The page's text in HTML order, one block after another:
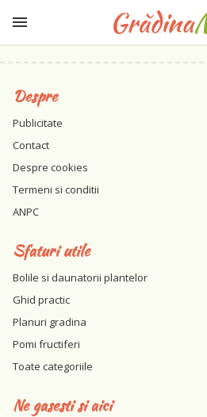
Despre
Publicitate
Contact
Despre cookies
Termeni si conditii
ANPC
Sfaturi utile
Bolile si daunatorii plantelor
Ghid practic
Planuri gradina
Pomi fructiferi
Toate categoriile
Ne gasesti si aici